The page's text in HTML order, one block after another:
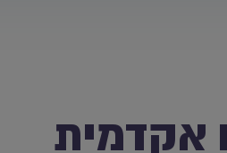
אקדמית